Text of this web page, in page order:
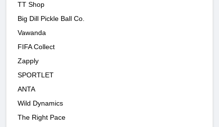
TT Shop
Big Dill Pickle Ball Co.
Vawanda
FIFA Collect
Zapply
SPORTLET
ANTA
Wild Dynamics
The Right Pace